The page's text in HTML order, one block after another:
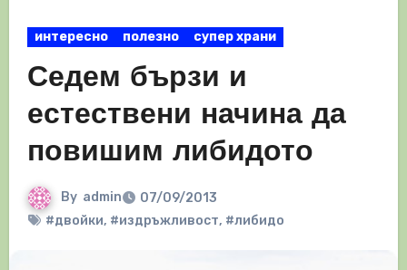
интересно полезно супер храни
Седем бързи и
естествени начина да
повишим либидото
By admin
07/09/2013
#двойки, #издръжливост, #либидо